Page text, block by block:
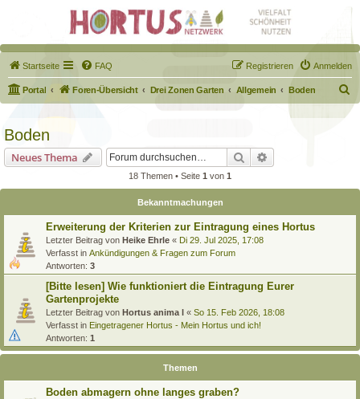
Startseite FAQ Anmelden
Registrieren
Portal Foren-Übersicht Drei Zonen Garten Allgemein Boden
u
Boden
Neues Thema Suche
18 Themen • Seite 1 von 1
Bekanntmachungen
Erweiterung der Kriterien zur Eintragung eines Hortus
Letzter Beitrag von Heike Ehrle « Di 29. Jul 2025, 17:08
Verfasst in Ankündigungen & Fragen zum Forum
Antworten: 3
[Bitte lesen] Wie funktioniert die Eintragung Eurer
Gartenprojekte
Letzter Beitrag von Hortus anima l « So 15. Feb 2026, 18:08
Verfasst in Eingetragener Hortus - Mein Hortus und ich!
Antworten: 1
Themen
Boden abmagern ohne langes graben?